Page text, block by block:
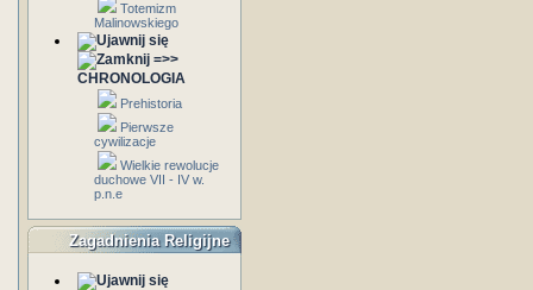
Totemizm
Malinowskiego
=>>
CHRONOLOGIA
Prehistoria
Pierwsze
cywilizacje
Wielkie rewolucje
duchowe VII - IV w.
p.n.e
Zagadnienia Religijne